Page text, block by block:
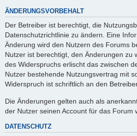
ÄNDERUNGSVORBEHALT
Der Betreiber ist berechtigt, die
Datenschutzrichtlinie zu ändern. Eine
Änderung wird den Nutzern des Forums
Nutzer ist berechtigt, den Änderungen zu
des Widerspruchs erlischt das zwischen
Nutzer bestehende Nutzungsvertrag mit
Widerspruch ist schriftlich an den
Die Änderungen gelten auch als
der Nutzer seinen Account für das Forum
DATENSCHUTZ